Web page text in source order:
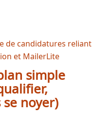
simple
noyer)